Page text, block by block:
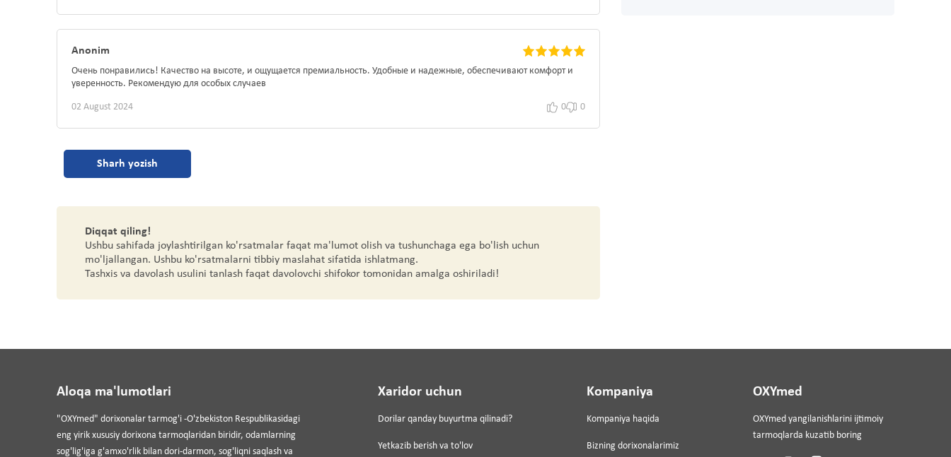
Anonim
Очень понравились! Качество на высоте, и ощущается премиальность. Удобные и надежные, обеспечивают комфорт и
уверенность. Рекомендую для особых случаев
02 August 2024 0 0
Sharh yozish
Diqqat qiling!
Ushbu sahifada joylashtirilgan ko'rsatmalar faqat ma'lumot olish va tushunchaga ega bo'lish uchun
mo'ljallangan. Ushbu ko'rsatmalarni tibbiy maslahat sifatida ishlatmang.
Tashxis va davolash usulini tanlash faqat davolovchi shifokor tomonidan amalga oshiriladi!
Aloqa ma'lumotlari
"OXYmed" dorixonalar tarmog'i -O'zbekiston Respublikasidagi
eng yirik xususiy dorixona tarmoqlaridan biridir, odamlarning
sog'lig'iga g'amxo'rlik bilan dori-darmon, sog'liqni saqlash va
Xaridor uchun
Dorilar qanday buyurtma qilinadi?
Yetkazib berish va to'lov
Kompaniya
Kompaniya haqida
Bizning dorixonalarimiz
OXYmed
OXYmed yangilanishlarini ijtimoiy
tarmoqlarda kuzatib boring